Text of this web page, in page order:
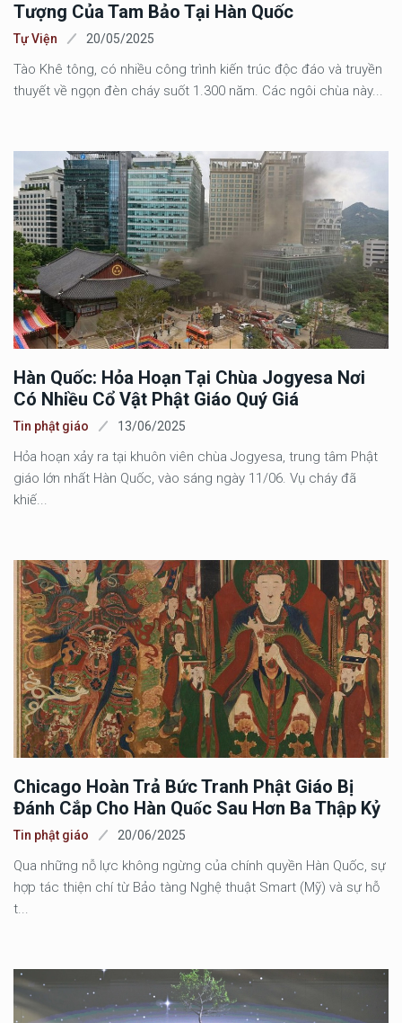
Tượng Của Tam Bảo Tại Hàn Quốc
Tự Viện 20/05/2025
Tào Khê tông, có nhiều công trình kiến trúc độc đáo và truyền
thuyết về ngọn đèn cháy suốt 1.300 năm. Các ngôi chùa này...
Hàn Quốc: Hỏa Hoạn Tại Chùa Jogyesa Nơi
Có Nhiều Cổ Vật Phật Giáo Quý Giá
Tin phật giáo 13/06/2025
Hỏa hoạn xảy ra tại khuôn viên chùa Jogyesa, trung tâm Phật
giáo lớn nhất Hàn Quốc, vào sáng ngày 11/06. Vụ cháy đã
khiế...
Chicago Hoàn Trả Bức Tranh Phật Giáo Bị
Đánh Cắp Cho Hàn Quốc Sau Hơn Ba Thập Kỷ
Tin phật giáo 20/06/2025
Qua những nỗ lực không ngừng của chính quyền Hàn Quốc, sự
hợp tác thiện chí từ Bảo tàng Nghệ thuật Smart (Mỹ) và sự hỗ
t...